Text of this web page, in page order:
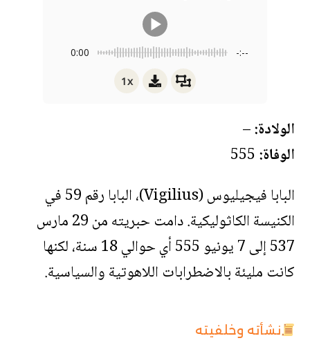
0:00 -:--
1x
الولادة:–
الوفاة:
البابا فيجيليوس (Vigilius)، البابا رقم 59 في
الكنيسة الكاثوليكية. دامت حبريته من 29 مارس
537 إلى 7 يونيو 555 أي حوالي 18 سنة، لكنها
كانت مليئة بالاضطرابات اللاهوتية والسياسية.
نشأته وخلفيته